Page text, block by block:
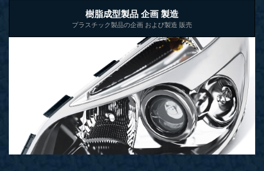
樹脂成型製品 企画 製造
プラスチック製品の企画 および製造 販売